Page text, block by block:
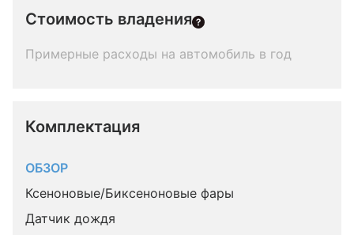
Стоимость владения
Примерные расходы на автомобиль в год
Комплектация
ОБЗОР
Ксеноновые/Биксеноновые фары
Датчик дождя